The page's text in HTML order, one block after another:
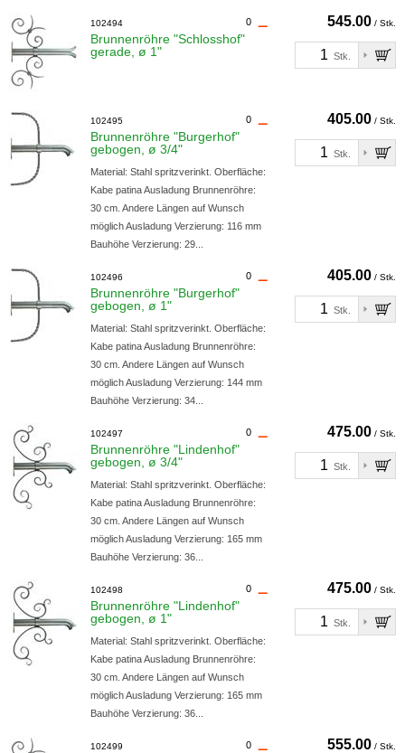
0
102494
Brunnenröhre "Schlosshof"
gerade, ø 1"
545.00 / Stk.
Stk.
0
102495
Brunnenröhre "Burgerhof"
gebogen, ø 3/4"
Material: Stahl spritzverinkt. Oberfläche:
Kabe patina Ausladung Brunnenröhre:
30 cm. Andere Längen auf Wunsch
möglich Ausladung Verzierung: 116 mm
Bauhöhe Verzierung: 29...
405.00 / Stk.
Stk.
0
102496
Brunnenröhre "Burgerhof"
gebogen, ø 1"
Material: Stahl spritzverinkt. Oberfläche:
Kabe patina Ausladung Brunnenröhre:
30 cm. Andere Längen auf Wunsch
möglich Ausladung Verzierung: 144 mm
Bauhöhe Verzierung: 34...
405.00 / Stk.
Stk.
0
102497
Brunnenröhre "Lindenhof"
gebogen, ø 3/4"
Material: Stahl spritzverinkt. Oberfläche:
Kabe patina Ausladung Brunnenröhre:
30 cm. Andere Längen auf Wunsch
möglich Ausladung Verzierung: 165 mm
Bauhöhe Verzierung: 36...
475.00 / Stk.
Stk.
0
102498
Brunnenröhre "Lindenhof"
gebogen, ø 1"
Material: Stahl spritzverinkt. Oberfläche:
Kabe patina Ausladung Brunnenröhre:
30 cm. Andere Längen auf Wunsch
möglich Ausladung Verzierung: 165 mm
Bauhöhe Verzierung: 36...
475.00 / Stk.
Stk.
0
102499 555.00 / Stk.